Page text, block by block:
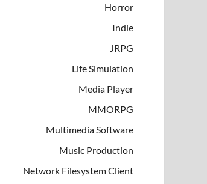
Horror
Indie
JRPG
Life Simulation
Media Player
MMORPG
Multimedia Software
Music Production
Network Filesystem Client